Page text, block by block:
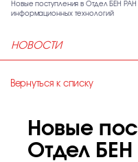
Новые поступления в Отдел БЕН
информационных технологий
НОВОСТИ
Вернуться к списку
Новые
Отдел БЕН